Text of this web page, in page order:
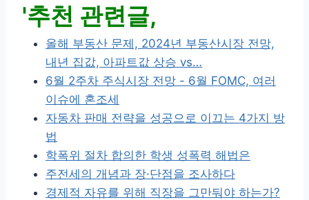
'추천 관련글,
올해 부동산 문제, 2024년 부동산시장 전망,
내년 집값, 아파트값 상승 vs…
6월 2주차 주식시장 전망 - 6월 FOMC, 여러
이슈에 혼조세
자동차 판매 전략을 성공으로 이끄는 4가지 방
법
학폭위 절차 합의한 학생 성폭력 해법은
주전세의 개념과 장·단점을 조사하다
경제적 자유를 위해 직장을 그만둬야 하는가?